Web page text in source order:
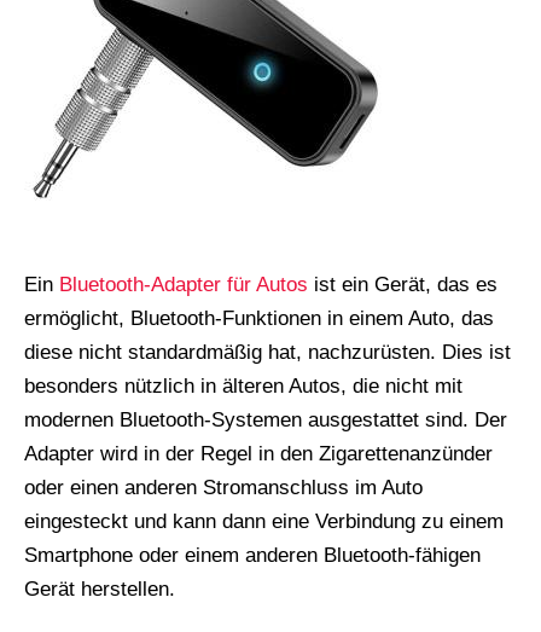
Ein Bluetooth-Adapter für Autos ist ein Gerät, das es
ermöglicht, Bluetooth-Funktionen in einem Auto, das
diese nicht standardmäßig hat, nachzurüsten. Dies ist
besonders nützlich in älteren Autos, die nicht mit
modernen Bluetooth-Systemen ausgestattet sind. Der
Adapter wird in der Regel in den Zigarettenanzünder
oder einen anderen Stromanschluss im Auto
eingesteckt und kann dann eine Verbindung zu einem
Smartphone oder einem anderen Bluetooth-fähigen
Gerät herstellen.